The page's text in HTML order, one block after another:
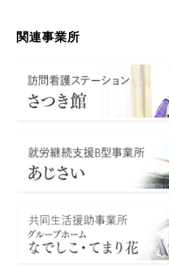
関連事業所